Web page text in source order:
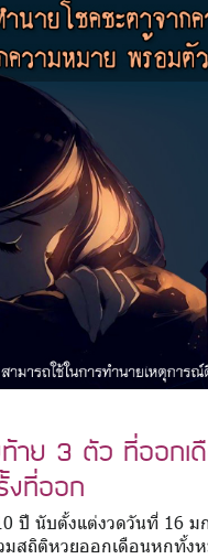
าย 3 ตัว ที่ออกเ
งที่ออก
ปี นับตั้งแต่งวดวันที่ 16 ม
มสถิติหวยออกเดือนหกทั้ง